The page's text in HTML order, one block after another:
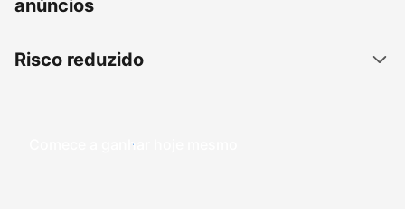
anúncios
Risco reduzido
Comece a ganhar hoje mesmo